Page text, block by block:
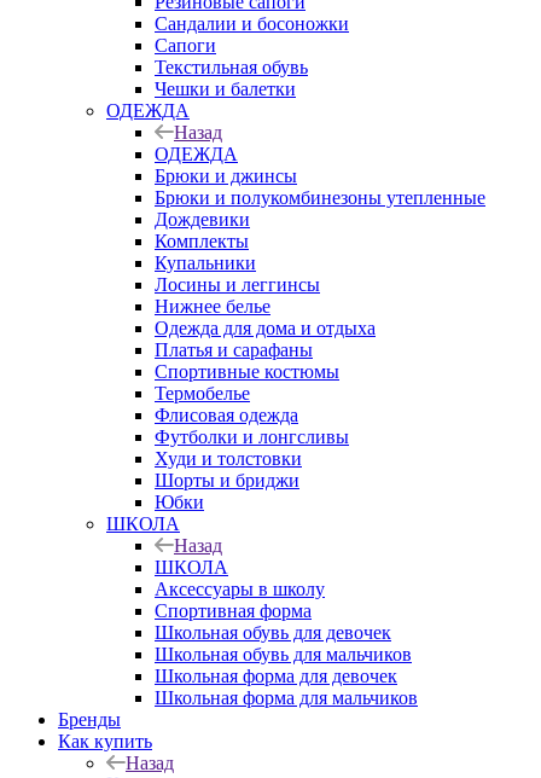
Сандалии и босоножки
Сапоги
Текстильная обувь
Чешки и балетки
ОДЕЖДА
Назад
ОДЕЖДА
Брюки и джинсы
Брюки и полукомбинезоны утепленные
Дождевики
Комплекты
Купальники
Лосины и леггинсы
Нижнее белье
Одежда для дома и отдыха
Платья и сарафаны
Спортивные костюмы
Термобелье
Флисовая одежда
Футболки и лонгсливы
Худи и толстовки
Шорты и бриджи
Юбки
ШКОЛА
Назад
ШКОЛА
Аксессуары в школу
Спортивная форма
Школьная обувь для девочек
Школьная обувь для мальчиков
Школьная форма для девочек
Школьная форма для мальчиков
Бренды
Как купить
Назад